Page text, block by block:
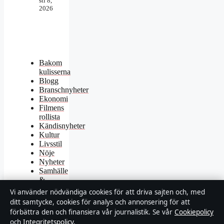
2026
Bakom
kulisserna
Blogg
Branschnyheter
Ekonomi
Filmens
rollista
Kändisnyheter
Kultur
Livsstil
Nöje
Nyheter
Samhälle
&
reglering
Spel
Sport
TV-
Vi använder nödvändiga cookies för att driva sajten och, med
ditt samtycke, cookies för analys och annonsering för att
förbättra den och finansiera vår journalistik. Se vår Cookiepolicy
och Integritetspolicy.